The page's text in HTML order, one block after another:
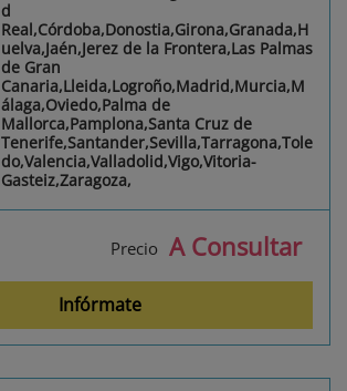
d
Real,Córdoba,Donostia,Girona,Granada,H
uelva,Jaén,Jerez de la Frontera,Las Palmas
de Gran
Canaria,Lleida,Logroño,Madrid,Murcia,M
álaga,Oviedo,Palma de
Mallorca,Pamplona,Santa Cruz de
Tenerife,Santander,Sevilla,Tarragona,Tole
do,Valencia,Valladolid,Vigo,Vitoria-
Gasteiz,Zaragoza,
Precio A Consultar
Infórmate